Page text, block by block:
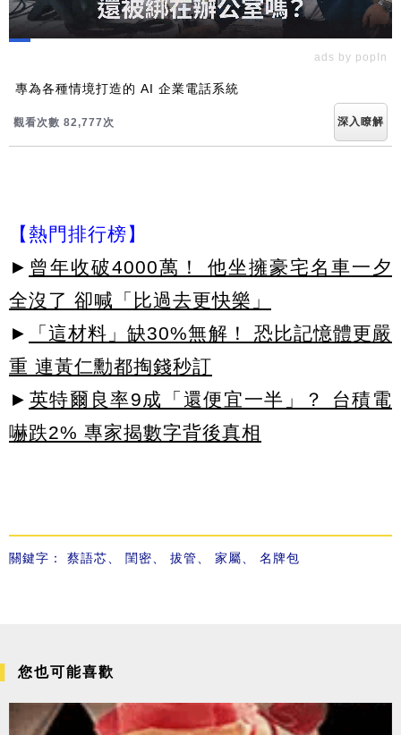
ads by popIn
專為各種情境打造的 AI 企業電話系統
觀看次數 82,794次 深入瞭解
【熱門排行榜】
► 曾年收破4000萬！ 他坐擁豪宅名車一夕
全沒了 卻喊「比過去更快樂」
►
「這材料」缺30%無解！ 恐比記憶體更嚴
重 連黃仁勳都掏錢秒訂
► 英特爾良率9成「還便宜一半」？ 台積電
嚇跌2% 專家揭數字背後真相
關鍵字： 蔡語芯 閨密 拔管 家屬 名牌包
您也可能喜歡